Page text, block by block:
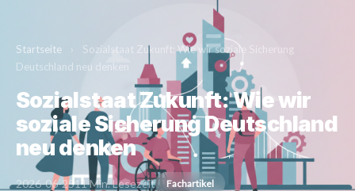
Startseite ›
Sozialstaat Zukunft: Wie wir soziale Sicherung
Deutschland neu denken
Sozialstaat Zukunft: Wie wir
soziale Sicherung Deutschland
neu denken
2026-06-2511 Min. Lesezeit Fachartikel